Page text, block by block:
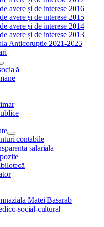
avere și de interese 2016
avere și de interese 2015
avere și de interese 2014
avere și de interese 2013
Anticoruptie 2021-2025
Show
sub
menu
Show
sub
menu
contabile
salariala
Matei Basarab
social-cultural